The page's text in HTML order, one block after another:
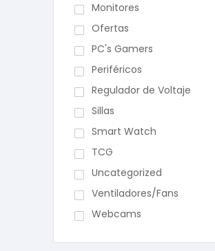
Monitores
Ofertas
PC's Gamers
Periféricos
Regulador de Voltaje
Sillas
Smart Watch
TCG
Uncategorized
Ventiladores/Fans
Webcams